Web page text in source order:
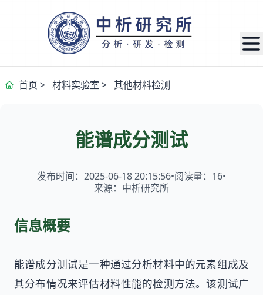
首页 > 材料实验室 > 其他材料检测
能谱成分测试
发布时间：2025-06-18 20:15:56•阅读量： 16•
来源：中析研究所
信息概要
能谱成分测试是一种通过分析材料中的元素组成及
其分布情况来评估材料性能的检测方法。该测试广